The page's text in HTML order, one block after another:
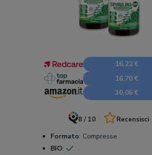
16,22 €
16,70 €
30,06 €
8 / 10 Recensisci
Formato: Compresse
BIO: